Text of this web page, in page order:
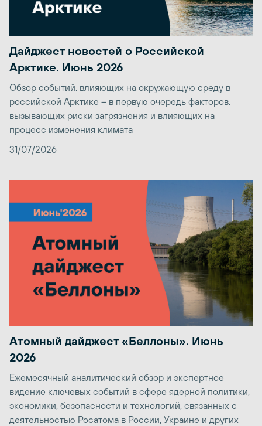
Дайджест новостей о Российской
Арктике. Июнь 2026
Обзор событий, влияющих на окружающую среду в
российской Арктике – в первую очередь факторов,
вызывающих риски загрязнения и влияющих на
процесс изменения климата
31/07/2026
Атомный дайджест «Беллоны». Июнь
2026
Ежемесячный аналитический обзор и экспертное
видение ключевых событий в сфере ядерной политики,
экономики, безопасности и технологий, связанных с
деятельностью Росатома в России, Украине и других